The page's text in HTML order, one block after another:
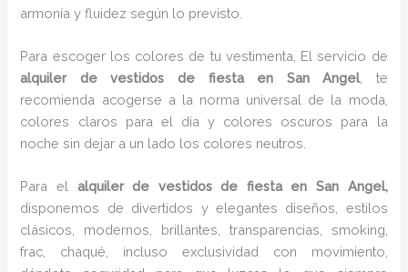
armonía y fluidez según lo previsto.
Para escoger los colores de tu vestimenta, El servicio de
alquiler de vestidos de fiesta en San Angel, te
recomienda acogerse a la norma universal de la moda,
colores claros para el día y colores oscuros para la
noche sin dejar a un lado los colores neutros.
Para el alquiler de vestidos de fiesta en San Angel,
disponemos de divertidos y elegantes diseños, estilos
clásicos, modernos, brillantes, transparencias, smoking,
frac, chaqué, incluso exclusividad con movimiento,